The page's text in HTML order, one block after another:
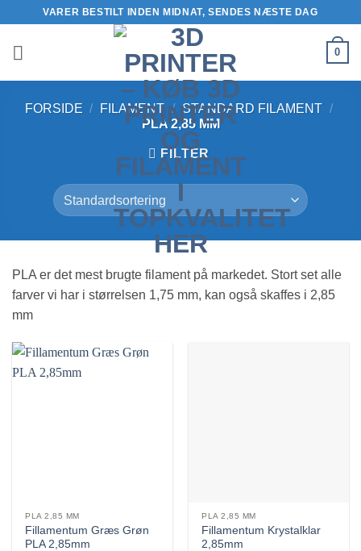
indhold
VARER BESTILT INDEN MIDNAT, SENDES NÆSTE DAG
0
FORSIDE / FILAMENT / STANDARD FILAMENT /
PLA 2,85 MM
FILTER
PLA er det mest brugte filament på markedet. Stort set alle
farver vi har i størrelsen 1,75 mm, kan også skaffes i 2,85
mm
PLA 2,85 MM
Fillamentum Græs Grøn
PLA 2,85mm
PLA 2,85 MM
Fillamentum Krystalklar
2,85mm